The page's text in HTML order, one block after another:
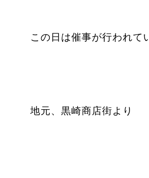
この日は催事が行われて
地元、黒崎商店街より